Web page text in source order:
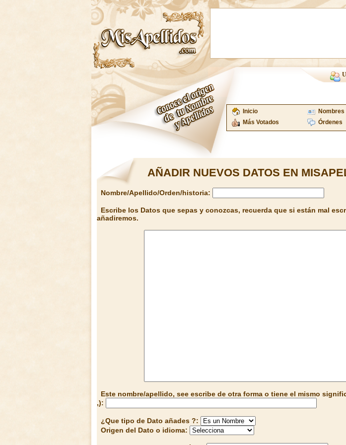
Inicio Nombres
Más Votados
Órdenes
AÑADIR NUEVOS DATOS EN
Nombre/Apellido/Orden/historia:
Escribe los Datos que sepas y conozcas, recuerda que si están mal
añadiremos.
Este nombre/apellido, see escribe de otra forma o tiene el mismo
,):
¿Que tipo de Dato añades ?:
Origen del Dato o idioma: